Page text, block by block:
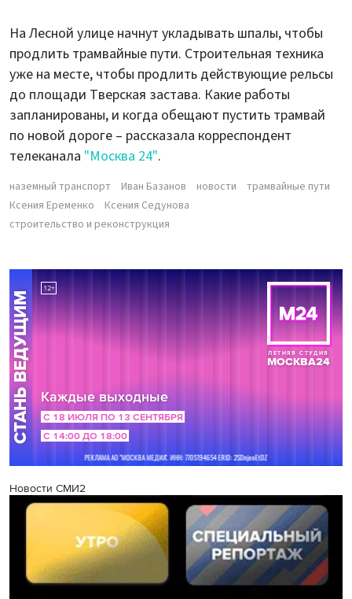
На Лесной улице начнут укладывать шпалы, чтобы
продлить трамвайные пути. Строительная техника
уже на месте, чтобы продлить действующие рельсы
до площади Тверская застава. Какие работы
запланированы, и когда обещают пустить трамвай
по новой дороге – рассказала корреспондент
телеканала "Москва 24".
наземный транспорт Иван Базанов новости
трамвайные пути
Ксения Еременко
Ксения Седунова
строительство и реконструкция
Новости СМИ2